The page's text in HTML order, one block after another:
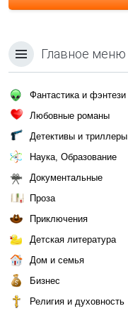
Главное меню
Фантастика и фэнтези
Любовные романы
Детективы и триллеры
Наука, Образование
Документальные
Проза
Приключения
Детская литература
Дом и семья
Бизнес
Религия и духовность